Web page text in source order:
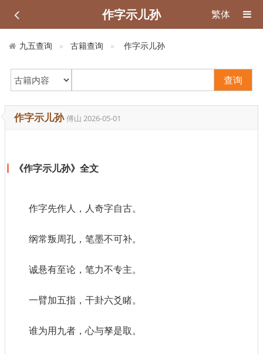
作字示儿孙 繁体
九五查询 古籍查询 作字示儿孙
查询
作字示儿孙傅山 2026-05-01
《作字示儿孙》全文
作字先作人，人奇字自古。
纲常叛周孔，笔墨不可补。
诚悬有至论，笔力不专主。
一臂加五指，干卦六爻睹。
谁为用九者，心与孥是取。